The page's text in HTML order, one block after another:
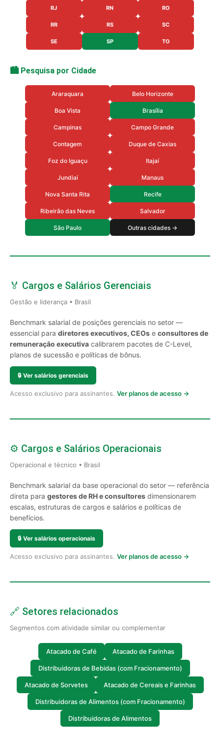
RJ RN RO
RR RS SC
SE SP TO
🏙️ Pesquisa por Cidade
Araraquara Belo Horizonte
Boa Vista Brasília
Campinas Campo Grande
Contagem Duque de Caxias
Foz do Iguaçu Itajaí
Jundiaí Manaus
Nova Santa Rita Recife
Ribeirão das Neves Salvador
São Paulo Outras cidades →
🏅 Cargos e Salários Gerenciais
Gestão e liderança • Brasil
Benchmark salarial de posições gerenciais no setor —
essencial para diretores executivos, CEOs e consultores de
remuneração executiva calibrarem pacotes de C-Level,
planos de sucessão e políticas de bônus.
🔒 Ver salários gerenciais
Acesso exclusivo para assinantes. Ver planos de acesso →
⚙️ Cargos e Salários Operacionais
Operacional e técnico • Brasil
Benchmark salarial da base operacional do setor — referência
direta para gestores de RH e consultores dimensionarem
escalas, estruturas de cargos e salários e políticas de
benefícios.
🔒 Ver salários operacionais
Acesso exclusivo para assinantes. Ver planos de acesso →
🔗 Setores relacionados
Segmentos com atividade similar ou complementar
Atacado de Café Atacado de Farinhas
Distribuidoras de Bebidas (com Fracionamento)
Atacado de Sorvetes Atacado de Cereais e Farinhas
Distribuidoras de Alimentos (com Fracionamento)
Distribuidoras de Alimentos